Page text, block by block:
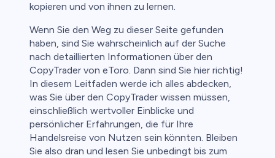
kopieren und von ihnen zu lernen.
Wenn Sie den Weg zu dieser Seite gefunden
haben, sind Sie wahrscheinlich auf der Suche
nach detaillierten Informationen über den
CopyTrader von eToro. Dann sind Sie hier richtig!
In diesem Leitfaden werde ich alles abdecken,
was Sie über den CopyTrader wissen müssen,
einschließlich wertvoller Einblicke und
persönlicher Erfahrungen, die für Ihre
Handelsreise von Nutzen sein könnten. Bleiben
Sie also dran und lesen Sie unbedingt bis zum